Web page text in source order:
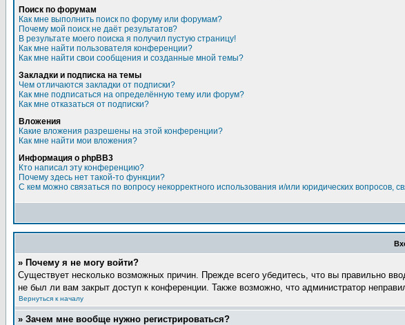
Поиск по форумам
Как мне выполнить поиск по форуму или форумам?
Почему мой поиск не даёт результатов?
В результате моего поиска я получил пустую страницу!
Как мне найти пользователя конференции?
Как мне найти свои сообщения и созданные мной темы?
Закладки и подписка на темы
Чем отличаются закладки от подписки?
Как мне подписаться на определённую тему или форум?
Как мне отказаться от подписки?
Вложения
Какие вложения разрешены на этой конференции?
Как мне найти мои вложения?
Информация о phpBB3
Кто написал эту конференцию?
Почему здесь нет такой-то функции?
С кем можно связаться по вопросу некорректного использования и/или юридических вопросов,
» Почему я не могу войти?
Существует несколько возможных причин. Прежде всего убедитесь, что вы правильно
не был ли вам закрыт доступ к конференции. Также возможно, что администратор
Вернуться к началу
» Зачем мне вообще нужно регистрироваться?